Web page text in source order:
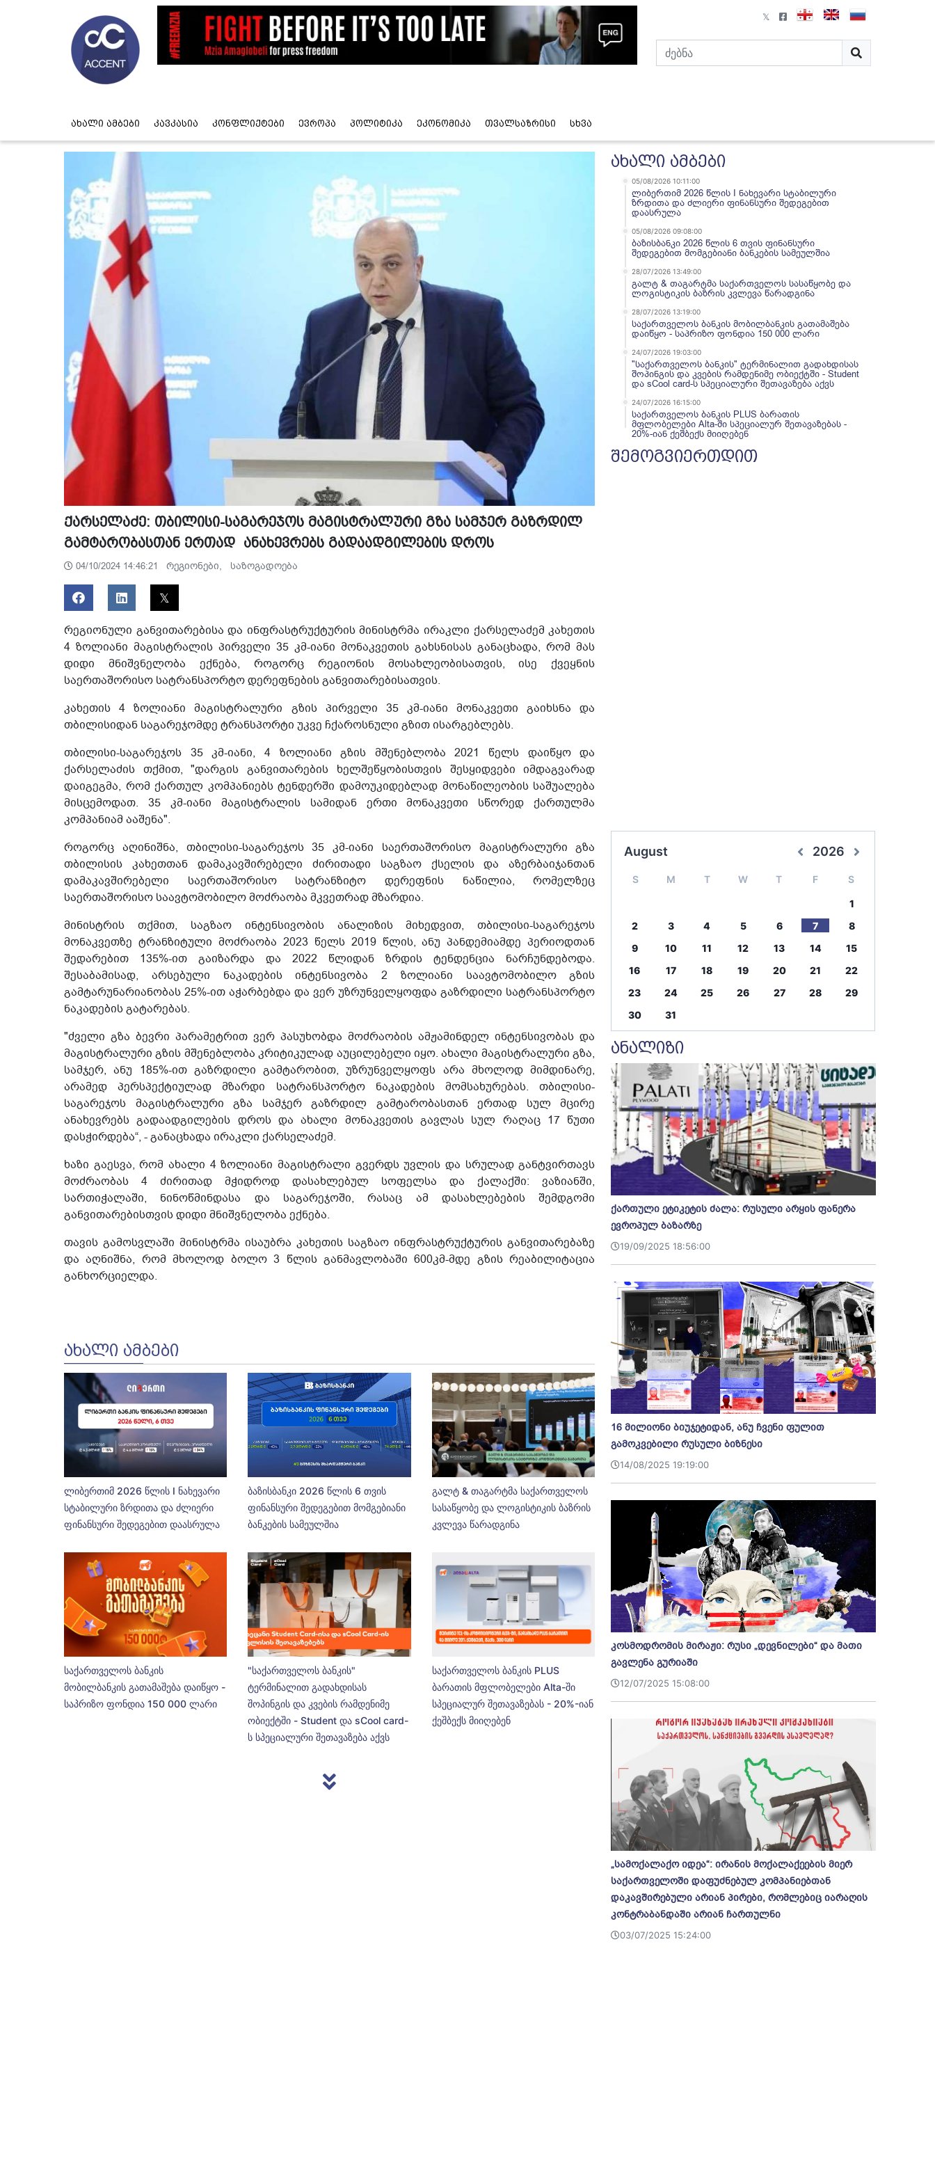
ახალი ამბები კავკასია კონფლიქტები ევროპა პოლიტიკა ეკონომიკა თვალსაზრისი სხვა
ქარსელაძე: თბილისი-საგარეჯოს მაგისტრალური გზა სამჯერ გაზრდილ
გამტარობასთან ერთად ანახევრებს გადაადგილების დროს
04/10/2024 14:46:21 რეგიონები, საზოგადოება
რეგიონული განვითარებისა და ინფრასტრუქტურის მინისტრმა ირაკლი ქარსელაძემ კახეთის
4 ზოლიანი მაგისტრალის პირველი 35 კმ-იანი მონაკვეთის გახსნისას განაცხადა, რომ მას
დიდი მნიშვნელობა ექნება, როგორც რეგიონის მოსახლეობისათვის, ისე ქვეყნის
საერთაშორისო სატრანსპორტო დერეფნების განვითარებისათვის.
კახეთის 4 ზოლიანი მაგისტრალური გზის პირველი 35 კმ-იანი მონაკვეთი გაიხსნა და
თბილისიდან საგარეჯომდე ტრანსპორტი უკვე ჩქაროსნული გზით ისარგებლებს.
თბილისი-საგარეჯოს 35 კმ-იანი, 4 ზოლიანი გზის მშენებლობა 2021 წელს დაიწყო და
ქარსელაძის თქმით, "დარგის განვითარების ხელშეწყობისთვის შესყიდვები იმდაგვარად
დაიგეგმა, რომ ქართულ კომპანიებს ტენდერში დამოუკიდებლად მონაწილეობის საშუალება
მისცემოდათ. 35 კმ-იანი მაგისტრალის სამიდან ერთი მონაკვეთი სწორედ ქართულმა
კომპანიამ ააშენა".
როგორც აღინიშნა, თბილისი-საგარეჯოს 35 კმ-იანი საერთაშორისო მაგისტრალური გზა
თბილისის კახეთთან დამაკავშირებელი ძირითადი საგზაო ქსელის და აზერბაიჯანთან
დამაკავშირებელი საერთაშორისო სატრანზიტო დერეფნის ნაწილია, რომელზეც
საერთაშორისო საავტომობილო მოძრაობა მკვეთრად მზარდია.
მინისტრის თქმით, საგზაო ინტენსივობის ანალიზის მიხედვით, თბილისი-საგარეჯოს
მონაკვეთზე ტრანზიტული მოძრაობა 2023 წელს 2019 წლის, ანუ პანდემიამდე პერიოდთან
შედარებით 135%-ით გაიზარდა და 2022 წლიდან ზრდის ტენდენცია ნარჩუნდებოდა.
შესაბამისად, არსებული ნაკადების ინტენსივობა 2 ზოლიანი საავტომობილო გზის
გამტარუნარიანობას 25%-ით აჭარბებდა და ვერ უზრუნველყოფდა გაზრდილი სატრანსპორტო
ნაკადების გატარებას.
"ძველი გზა ბევრი პარამეტრით ვერ პასუხობდა მოძრაობის ამჟამინდელ ინტენსივობას და
მაგისტრალური გზის მშენებლობა კრიტიკულად აუცილებელი იყო. ახალი მაგისტრალური გზა,
სამჯერ, ანუ 185%-ით გაზრდილი გამტარობით, უზრუნველყოფს არა მხოლოდ მიმდინარე,
არამედ პერსპექტიულად მზარდი სატრანსპორტო ნაკადების მომსახურებას. თბილისი-
საგარეჯოს მაგისტრალური გზა სამჯერ გაზრდილ გამტარობასთან ერთად სულ მცირე
ანახევრებს გადაადგილების დროს და ახალი მონაკვეთის გავლას სულ რაღაც 17 წუთი
დასჭირდება“, - განაცხადა ირაკლი ქარსელაძემ.
ხაზი გაესვა, რომ ახალი 4 ზოლიანი მაგისტრალი გვერდს უვლის და სრულად განტვირთავს
მოძრაობას 4 ძირითად მჭიდროდ დასახლებულ სოფელსა და ქალაქში: ვაზიანში,
სართიჭალაში, ნინოწმინდასა და საგარეჯოში, რასაც ამ დასახლებების შემდგომი
განვითარებისთვის დიდი მნიშვნელობა ექნება.
თავის გამოსვლაში მინისტრმა ისაუბრა კახეთის საგზაო ინფრასტრუქტურის განვითარებაზე
და აღნიშნა, რომ მხოლოდ ბოლო 3 წლის განმავლობაში 600კმ-მდე გზის რეაბილიტაცია
განხორციელდა.
ᲐᲮᲐᲚᲘ ᲐᲛᲑᲔᲑᲘ
ლიბერთიმ 2026 წლის I ნახევარი
სტაბილური ზრდითა და ძლიერი
ფინანსური შედეგებით დაასრულა
ბაზისბანკი 2026 წლის 6 თვის
ფინანსური შედეგებით მომგებიანი
ბანკების სამეულშია
გალტ & თაგარტმა საქართველოს
სასაწყობე და ლოგისტიკის ბაზრის
კვლევა წარადგინა
საქართველოს ბანკის
მობილბანკის გათამაშება დაიწყო -
საპრიზო ფონდია 150 000 ლარი
"საქართველოს ბანკის"
ტერმინალით გადახდისას
შოპინგის და კვების რამდენიმე
ობიექტში - Student და sCool card-
ს სპეციალური შეთავაზება აქვს
საქართველოს ბანკის PLUS
ბარათის მფლობელები Alta-ში
სპეციალურ შეთავაზებას - 20%-იან
ქეშბექს მიიღებენ
ახალი ამბები
05/08/2026 10:11:00
ლიბერთიმ 2026 წლის I ნახევარი სტაბილური
ზრდითა და ძლიერი ფინანსური შედეგებით
დაასრულა
05/08/2026 09:08:00
ბაზისბანკი 2026 წლის 6 თვის ფინანსური
შედეგებით მომგებიანი ბანკების სამეულშია
28/07/2026 13:49:00
გალტ & თაგარტმა საქართველოს სასაწყობე და
ლოგისტიკის ბაზრის კვლევა წარადგინა
28/07/2026 13:19:00
საქართველოს ბანკის მობილბანკის გათამაშება
დაიწყო - საპრიზო ფონდია 150 000 ლარი
24/07/2026 19:03:00
"საქართველოს ბანკის" ტერმინალით გადახდისას
შოპინგის და კვების რამდენიმე ობიექტში - Student
და sCool card-ს სპეციალური შეთავაზება აქვს
24/07/2026 16:15:00
საქართველოს ბანკის PLUS ბარათის
მფლობელები Alta-ში სპეციალურ შეთავაზებას -
20%-იან ქეშბექს მიიღებენ
შემოგვიერთდით
August 2026
S M T W T F S
1
2
3 4 5 6 7
8
9
10 11 12 13 14
15
16
17 18 19 20 21
22
23
24 25 26 27 28
29
30
31
ანალიზი
ქართული ეტიკეტის ძალა: რუსული არყის ფანერა
ევროპულ ბაზარზე
19/09/2025 18:56:00
16 მილიონი ბიუჯეტიდან, ანუ ჩვენი ფულით
გამოკვებილი რუსული ბიზნესი
14/08/2025 19:19:00
კოსმოდრომის მირაჟი: რუსი „დევნილები“ და მათი
გავლენა გურიაში
12/07/2025 15:08:00
„სამოქალაქო იდეა“: ირანის მოქალაქეების მიერ
საქართველოში დაფუძნებულ კომპანიებთან
დაკავშირებული არიან პირები, რომლებიც იარაღის
კონტრაბანდაში არიან ჩართულნი
03/07/2025 15:24:00